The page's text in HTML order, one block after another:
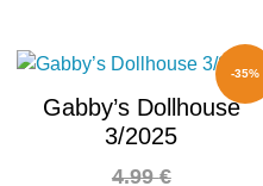
-35%
Gabby’s Dollhouse
3/2025
4.99€